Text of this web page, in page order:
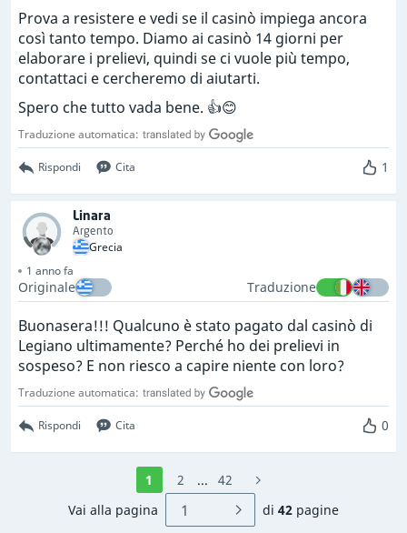
Prova a resistere e vedi se il casinò impiega ancora
così tanto tempo. Diamo ai casinò 14 giorni per
elaborare i prelievi, quindi se ci vuole più tempo,
contattaci e cercheremo di aiutarti.
Spero che tutto vada bene. 👍😊
Traduzione automatica:
Rispondi Cita 1
Linara
Argento
Grecia
1 anno fa
Originale Traduzione
Buonasera!!! Qualcuno è stato pagato dal casinò di
Legiano ultimamente? Perché ho dei prelievi in
sospeso? E non riesco a capire niente con loro?
Traduzione automatica:
Rispondi Cita 0
1 2 ...
42
Vai alla pagina
di 42 pagine